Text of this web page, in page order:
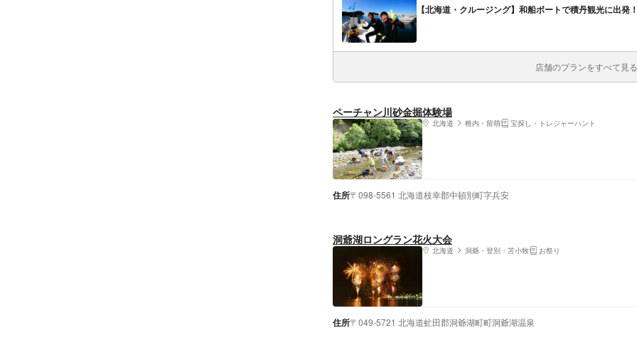
【北海道・クルージング】和船ボートで積丹観光に出発
店舗のプランをすべて見
ペーチャン川砂金掘体験場
北海道 稚内・留萌 宝探し・トレジャーハント
住所〒098-5561 北海道枝幸郡中頓別町字兵安
洞爺湖ロングラン花火大会
北海道 洞爺・登別・苫小牧 お祭り
住所〒049-5721 北海道虻田郡洞爺湖町町洞爺湖温泉